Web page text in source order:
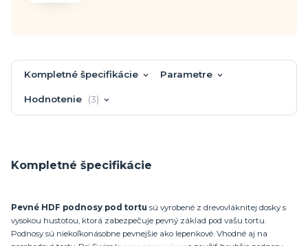
Kompletné špecifikácie Parametre
Hodnotenie 3
Kompletné špecifikácie
Pevné HDF podnosy pod tortu sú vyrobené z drevovláknitej dosky s
vysokou hustotou, ktorá zabezpečuje pevný základ pod vašu tortu.
Podnosy sú niekoľkonásobne pevnejšie ako lepenkové. Vhodné aj na